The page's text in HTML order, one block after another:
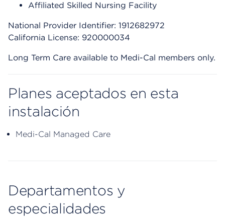
Affiliated Skilled Nursing Facility
National Provider Identifier: 1912682972
California License: 920000034
Long Term Care available to Medi-Cal members only.
Planes aceptados en esta
instalación
Medi-Cal Managed Care
Departamentos y
especialidades